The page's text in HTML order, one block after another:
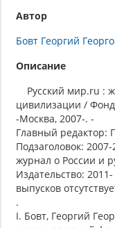
Автор
Бовт Георгий
Описание
Русский мир.ru :
цивилизации /
-Москва, 2007-. -
Главный редактор:
Подзаголовок:
журнал о России и
Издательство:
выпусков
.
I. Бовт, Георгий